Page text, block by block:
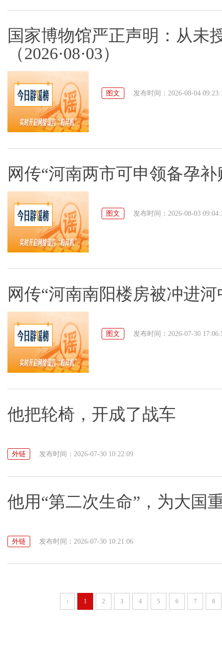
国家博物馆严正声明：从未
（2026·08·03）
图文 发布时间：2026-08-04
网传“河南两市可申领备孕补
图文 发布时间：2026-08-03
网传“河南南阳楼房被冲进河
图文 发布时间：2026-07-30
他把轮椅，开成了战车
外链 发布时间：2026-07-30 10:22:09
他用“第二次生命”，为大国
外链 发布时间：2026-07-30 10:21:06
‹ 1 2 3 4 5 6 7 8